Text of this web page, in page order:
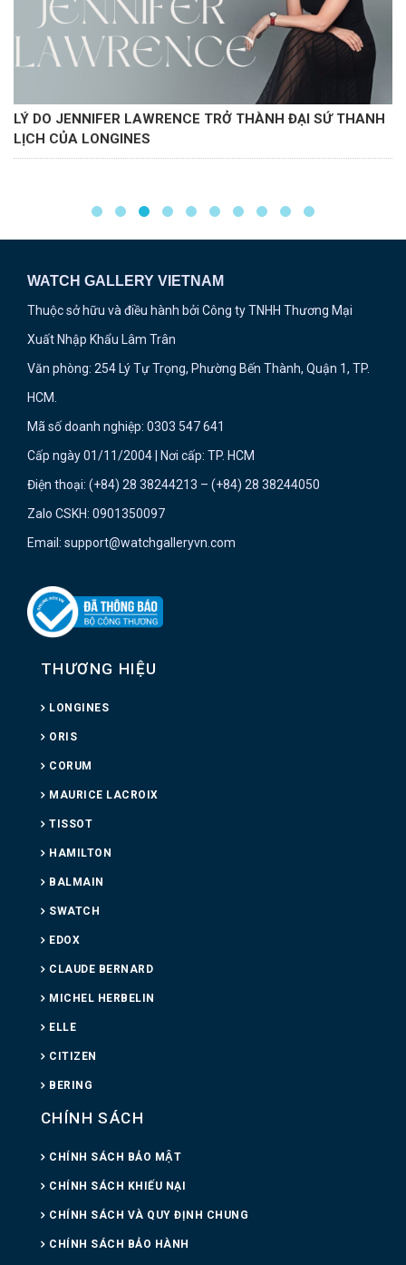
ĐẠI SỨ THANH
CÓ THỂ BẠN CHƯA BIẾT: ĐỒNG HỒ
WATCH GALLERY VIETNAM
Thuộc sở hữu và điều hành bởi Công ty TNHH Thương Mại
Xuất Nhập Khẩu Lâm Trân
Văn phòng: 254 Lý Tự Trọng, Phường Bến Thành, Quận 1, TP.
HCM.
Mã số doanh nghiệp: 0303 547 641
Cấp ngày 01/11/2004 | Nơi cấp: TP. HCM
Điện thoại: (+84) 28 38244213 – (+84) 28 38244050
Zalo CSKH: 0901350097
Email: support@watchgalleryvn.com
THƯƠNG HIỆU
LONGINES
ORIS
CORUM
MAURICE LACROIX
TISSOT
HAMILTON
BALMAIN
SWATCH
EDOX
CLAUDE BERNARD
MICHEL HERBELIN
ELLE
CITIZEN
BERING
CHÍNH SÁCH
CHÍNH SÁCH BẢO MẬT
CHÍNH SÁCH KHIẾU NẠI
CHÍNH SÁCH VÀ QUY ĐỊNH CHUNG
CHÍNH SÁCH BẢO HÀNH